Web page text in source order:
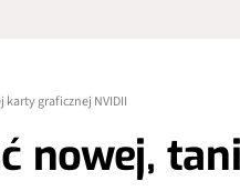
graficznej NVIDII
nowej,